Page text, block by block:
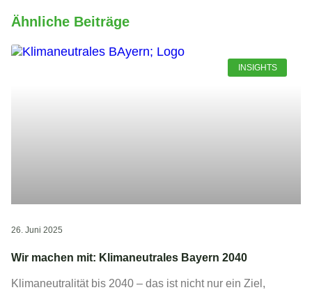
Ähnliche Beiträge
INSIGHTS
Wir machen mit: Klimaneutrales Bayern 2040
Klimaneutralität bis 2040 – das ist nicht nur ein Ziel,
26. Juni 2025